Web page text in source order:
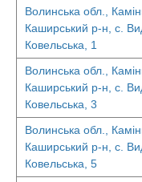
Волинська обл.,
Каширський р-н, с.
Ковельська, 1
Волинська обл.,
Каширський р-н, с.
Ковельська, 3
Волинська обл.,
Каширський р-н, с.
Ковельська, 5